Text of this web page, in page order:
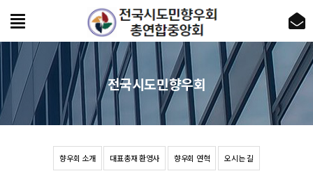
향우회 소개 대표총재 환영사 향우회 연혁 오시는 길
전국시도민향우회